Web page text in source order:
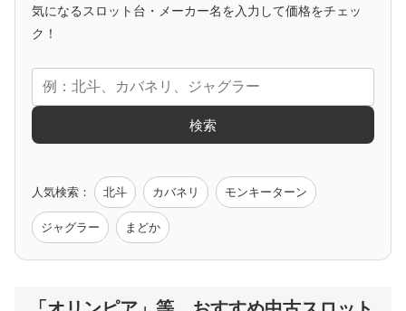
アニメタイアップ
エヴァ コードギアス 化物語 炎炎ノ消防隊
モンハン バイオ ペルソナ
気になるスロット台・メーカー名を入力して価格をチェッ
ク！
検索
人気検索： 北斗 カバネリ モンキーターン
ジャグラー まどか